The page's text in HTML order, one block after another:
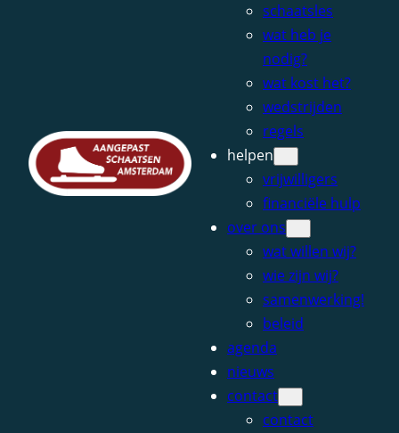
schaatsles
wat heb je
nodig?
wat kost het?
wedstrijden
regels
helpen
vrijwilligers
financiële hulp
over ons
wat willen wij?
wie zijn wij?
samenwerking!
beleid
agenda
nieuws
contact
contact